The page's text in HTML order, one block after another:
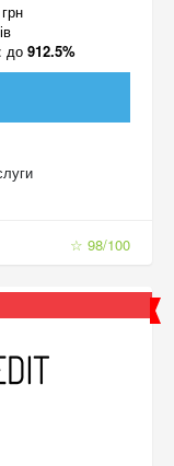
до 912.5%
☆ 98/100